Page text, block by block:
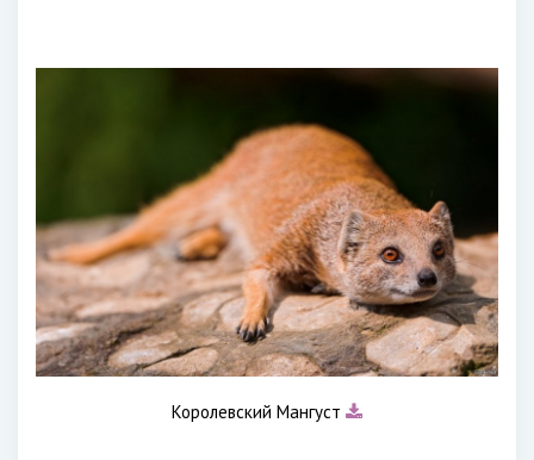
Королевский Мангуст